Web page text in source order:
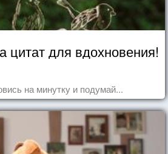
цитат для вдохновения!
на минутку и подумай...